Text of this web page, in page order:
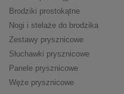
Brodziki prostokątne
Nogi i stelaże do brodzika
Zestawy prysznicowe
Słuchawki prysznicowe
Panele prysznicowe
Węże prysznicowe